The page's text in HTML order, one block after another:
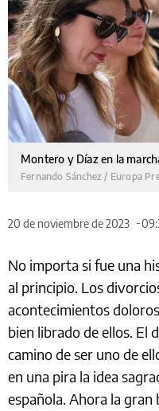
Montero y Díaz en la
Fernando Sánchez / Europa
20 de noviembre de 2023
No importa si fue una
al principio. Los
acontecimientos
bien librado de ellos. El
camino de ser uno de
en una pira la idea
española. Ahora la gran